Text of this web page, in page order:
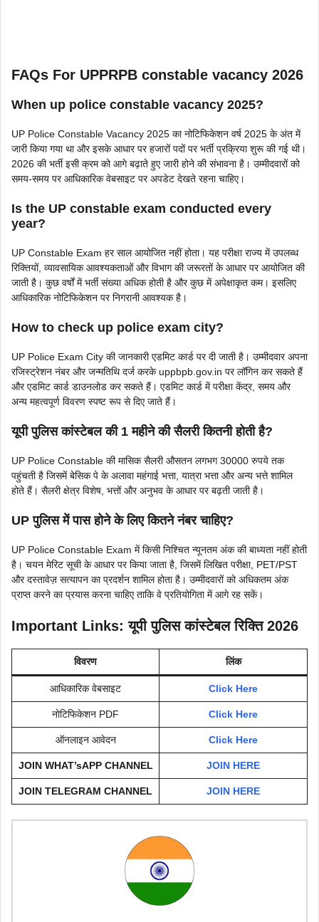
FAQs For UPPRPB constable vacancy 2026
When up police constable vacancy 2025?
UP Police Constable Vacancy 2025 का नोटिफिकेशन वर्ष 2025 के अंत में
जारी किया गया था और इसके आधार पर हजारों पदों पर भर्ती प्रक्रिया शुरू की गई थी।
2026 की भर्ती इसी क्रम को आगे बढ़ाते हुए जारी होने की संभावना है। उम्मीदवारों को
समय-समय पर आधिकारिक वेबसाइट पर अपडेट देखते रहना चाहिए।
Is the UP constable exam conducted every
year?
UP Constable Exam हर साल आयोजित नहीं होता। यह परीक्षा राज्य में उपलब्ध
रिक्तियों, व्यावसायिक आवश्यकताओं और विभाग की जरूरतों के आधार पर आयोजित की
जाती है। कुछ वर्षों में भर्ती संख्या अधिक होती है और कुछ में अपेक्षाकृत कम। इसलिए
आधिकारिक नोटिफिकेशन पर निगरानी आवश्यक है।
How to check up police exam city?
UP Police Exam City की जानकारी एडमिट कार्ड पर दी जाती है। उम्मीदवार अपना
रजिस्ट्रेशन नंबर और जन्मतिथि दर्ज करके uppbpb.gov.in पर लॉगिन कर सकते हैं
और एडमिट कार्ड डाउनलोड कर सकते हैं। एडमिट कार्ड में परीक्षा केंद्र, समय और
अन्य महत्वपूर्ण विवरण स्पष्ट रूप से दिए जाते हैं।
यूपी पुलिस कांस्टेबल की 1 महीने की सैलरी कितनी होती है?
UP Police Constable की मासिक सैलरी औसतन लगभग 30000 रुपये तक
पहुंचती है जिसमें बेसिक पे के अलावा महंगाई भत्ता, यात्रा भत्ता और अन्य भत्ते शामिल
होते हैं। सैलरी क्षेत्र विशेष, भत्तों और अनुभव के आधार पर बढ़ती जाती है।
UP पुलिस में पास होने के लिए कितने नंबर चाहिए?
UP Police Constable Exam में किसी निश्चित न्यूनतम अंक की बाध्यता नहीं होती
है। चयन मेरिट सूची के आधार पर किया जाता है, जिसमें लिखित परीक्षा, PET/PST
और दस्तावेज़ सत्यापन का प्रदर्शन शामिल होता है। उम्मीदवारों को अधिकतम अंक
प्राप्त करने का प्रयास करना चाहिए ताकि वे प्रतियोगिता में आगे रह सकें।
Important Links: यूपी पुलिस कांस्टेबल रिक्ति 2026
विवरण लिंक
आधिकारिक वेबसाइट Click Here
नोटिफिकेशन PDF Click Here
ऑनलाइन आवेदन Click Here
JOIN WHAT’sAPP CHANNEL JOIN HERE
JOIN TELEGRAM CHANNEL JOIN HERE